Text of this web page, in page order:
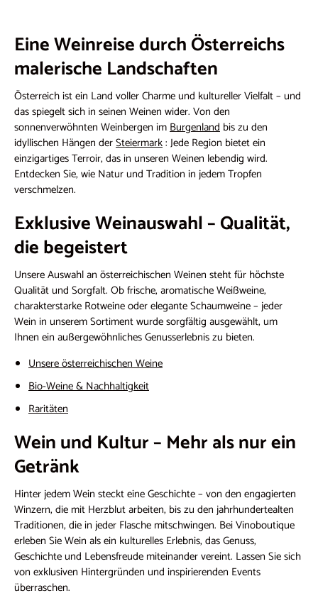
Eine Weinreise durch Österreichs
malerische Landschaften
Österreich ist ein Land voller Charme und kultureller Vielfalt – und
das spiegelt sich in seinen Weinen wider. Von den
sonnenverwöhnten Weinbergen imBurgenland bis zu den
idyllischen Hängen derSteiermark: Jede Region bietet ein
einzigartiges Terroir, das in unseren Weinen lebendig wird.
Entdecken Sie, wie Natur und Tradition in jedem Tropfen
verschmelzen.
Exklusive Weinauswahl – Qualität,
die begeistert
Unsere Auswahl an österreichischen Weinen steht für höchste
Qualität und Sorgfalt. Ob frische, aromatische Weißweine,
charakterstarke Rotweine oder elegante Schaumweine – jeder
Wein in unserem Sortiment wurde sorgfältig ausgewählt, um
Ihnen ein außergewöhnliches Genusserlebnis zu bieten.
Unsere österreichischen Weine
Bio-Weine & Nachhaltigkeit
Raritäten
Wein und Kultur – Mehr als nur ein
Getränk
Hinter jedem Wein steckt eine Geschichte – von den engagierten
Winzern, die mit Herzblut arbeiten, bis zu den jahrhundertealten
Traditionen, die in jeder Flasche mitschwingen. Bei Vinoboutique
erleben Sie Wein als ein kulturelles Erlebnis, das Genuss,
Geschichte und Lebensfreude miteinander vereint. Lassen Sie sich
von exklusiven Hintergründen und inspirierenden Events
überraschen.